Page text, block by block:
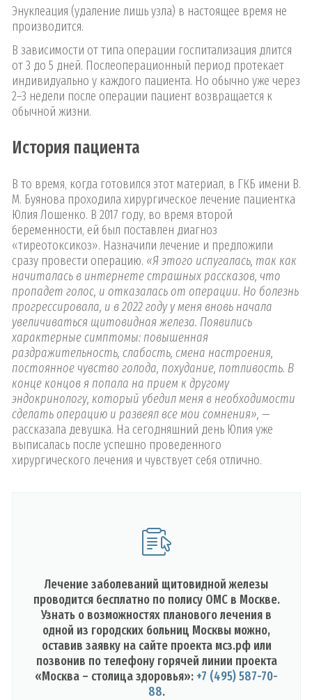
Энуклеация (удаление лишь узла) в настоящее время не
производится.
В зависимости от типа операции госпитализация длится
от 3 до 5 дней. Послеоперационный период протекает
индивидуально у каждого пациента. Но обычно уже через
2–3 недели после операции пациент возвращается к
обычной жизни.
История пациента
В то время, когда готовился этот материал, в ГКБ имени В.
М. Буянова проходила хирургическое лечение пациентка
Юлия Лошенко. В 2017 году, во время второй
беременности, ей был поставлен диагноз
«тиреотоксикоз». Назначили лечение и предложили
сразу провести операцию. «Я этого испугалась, так как
начиталась в интернете страшных рассказов, что
пропадет голос, и отказалась от операции. Но болезнь
прогрессировала, и в 2022 году у меня вновь начала
увеличиваться щитовидная железа. Появились
характерные симптомы: повышенная
раздражительность, слабость, смена настроения,
постоянное чувство голода, похудание, потливость. В
конце концов я попала на прием к другому
эндокринологу, который убедил меня в необходимости
сделать операцию и развеял все мои сомнения», —
рассказала девушка. На сегодняшний день Юлия уже
выписалась после успешно проведенного
хирургического лечения и чувствует себя отлично.
Лечение заболеваний щитовидной железы
проводится бесплатно по полису ОМС в Москве.
Узнать о возможностях планового лечения в
одной из городских больниц Москвы можно,
оставив заявку на сайте проекта мсз.рф или
позвонив по телефону горячей линии проекта
«Москва – столица здоровья»: +7 (495) 587-70-
88.